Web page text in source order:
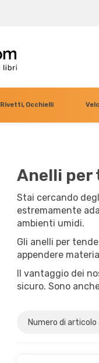
Rivetti, Occhielli
Anelli per
Stai cercando
estremamente
ambienti umidi.
Gli anelli per
appendere
Il vantaggio dei
sicuro. Sono